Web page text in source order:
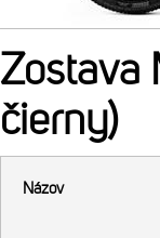
Zostava
čierny)
Názov